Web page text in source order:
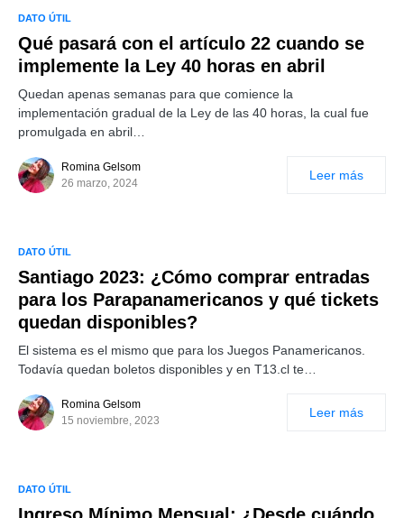
DATO ÚTIL
Qué pasará con el artículo 22 cuando se
implemente la Ley 40 horas en abril
Quedan apenas semanas para que comience la
implementación gradual de la Ley de las 40 horas, la cual fue
promulgada en abril…
Romina Gelsom
26 marzo, 2024
Leer más
DATO ÚTIL
Santiago 2023: ¿Cómo comprar entradas
para los Parapanamericanos y qué tickets
quedan disponibles?
El sistema es el mismo que para los Juegos Panamericanos.
Todavía quedan boletos disponibles y en T13.cl te…
Romina Gelsom
15 noviembre, 2023
Leer más
DATO ÚTIL